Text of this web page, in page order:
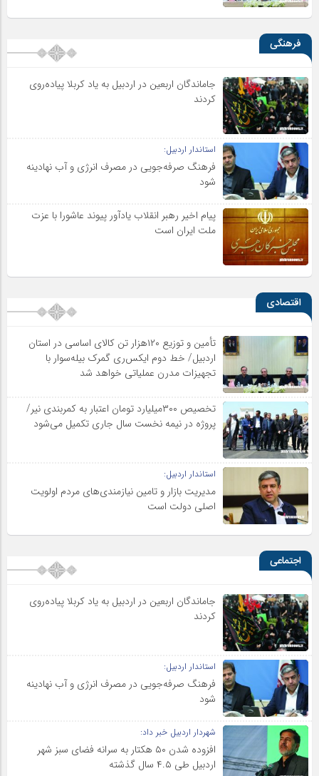
فرهنگی
جاماندگان اربعین در اردبیل به یاد کربلا پیاده‌روی
کردند
استاندار اردبیل:
فرهنگ صرفه‌جویی در مصرف انرژی و آب نهادینه
شود
پیام اخیر رهبر انقلاب یادآور پیوند عاشورا با عزت
ملت ایران است
اقتصادی
تأمین و توزیع ۱۲۰هزار تن کالای اساسی در استان
اردبیل/ خط دوم ایکس‌ری گمرک بیله‌سوار با
تجهیزات مدرن عملیاتی خواهد شد
تخصیص ۳۰۰میلیارد تومان اعتبار به کمربندی نیر/
پروژه در نیمه نخست سال جاری تکمیل می‌شود
استاندار اردبیل:
مدیریت بازار و تامین نیازمندی‌های مردم اولویت‌
اصلی دولت است
اجتماعی
جاماندگان اربعین در اردبیل به یاد کربلا پیاده‌روی
کردند
استاندار اردبیل:
فرهنگ صرفه‌جویی در مصرف انرژی و آب نهادینه
شود
شهردار اردبیل خبر داد:
افزوده شدن ۵۰ هکتار به سرانه فضای سبز شهر
اردبیل طی ۴.۵ سال گذشته